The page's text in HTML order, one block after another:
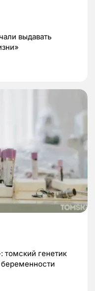
выдавать
томский генетик